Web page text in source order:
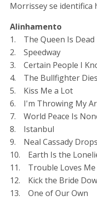
Morrissey se identifica
Alinhamento
1. The Queen Is Dead
2. Speedway
3. Certain People I
4. The Bullfighter Dies
5. Kiss Me a Lot
6. I'm Throwing My
7. World Peace Is
8. Istanbul
9. Neal Cassady
10. Earth Is the
11. Trouble Loves Me
12. Kick the Bride
13. One of Our Own